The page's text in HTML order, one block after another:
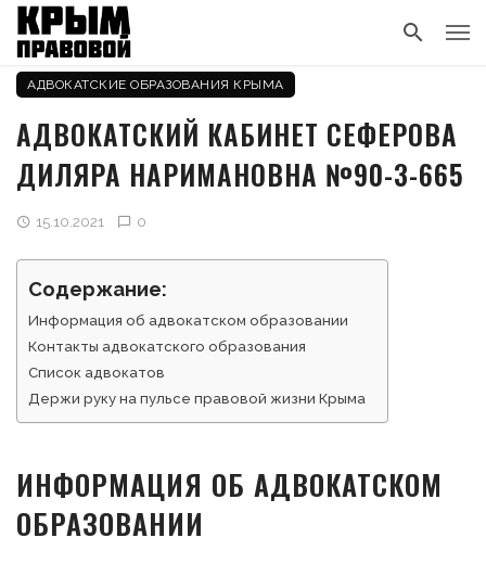
АДВОКАТСКИЕ ОБРАЗОВАНИЯ КРЫМА
АДВОКАТСКИЙ КАБИНЕТ СЕФЕРОВА
ДИЛЯРА НАРИМАНОВНА №90-3-665
15.10.2021 0
Содержание:
Информация об адвокатском образовании
Контакты адвокатского образования
Список адвокатов
Держи руку на пульсе правовой жизни Крыма
ИНФОРМАЦИЯ ОБ АДВОКАТСКОМ
ОБРАЗОВАНИИ